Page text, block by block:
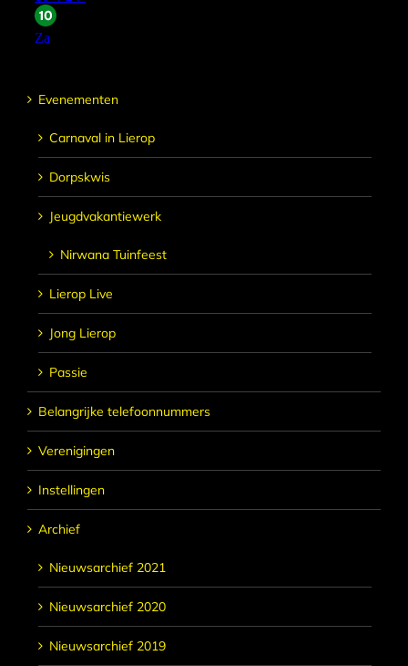
Evenementen
Carnaval in Lierop
Dorpskwis
Jeugdvakantiewerk
Nirwana Tuinfeest
Lierop Live
Jong Lierop
Passie
Belangrijke telefoonnummers
Verenigingen
Instellingen
Archief
Nieuwsarchief 2021
Nieuwsarchief 2020
Nieuwsarchief 2019